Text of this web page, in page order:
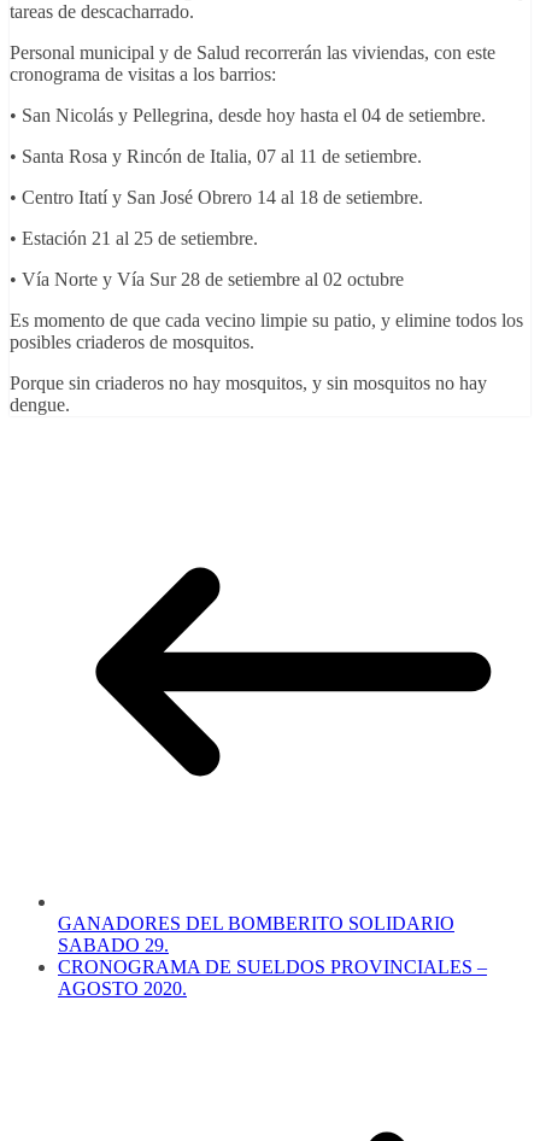
tareas de descacharrado.
Personal municipal y de Salud recorrerán las viviendas, con este
cronograma de visitas a los barrios:
• San Nicolás y Pellegrina, desde hoy hasta el 04 de setiembre.
• Santa Rosa y Rincón de Italia, 07 al 11 de setiembre.
• Centro Itatí y San José Obrero 14 al 18 de setiembre.
• Estación 21 al 25 de setiembre.
• Vía Norte y Vía Sur 28 de setiembre al 02 octubre
Es momento de que cada vecino limpie su patio, y elimine todos los
posibles criaderos de mosquitos.
Porque sin criaderos no hay mosquitos, y sin mosquitos no hay
dengue.
GANADORES DEL BOMBERITO SOLIDARIO
SABADO 29.
CRONOGRAMA DE SUELDOS PROVINCIALES –
AGOSTO 2020.